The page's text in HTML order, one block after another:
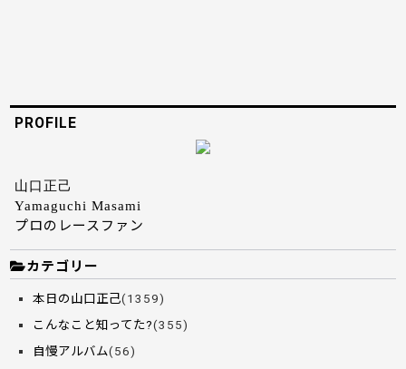
PROFILE
山口正己
Yamaguchi Masami
プロのレースファン
カテゴリー
本日の山口正己(1359)
こんなこと知ってた?(355)
自慢アルバム(56)